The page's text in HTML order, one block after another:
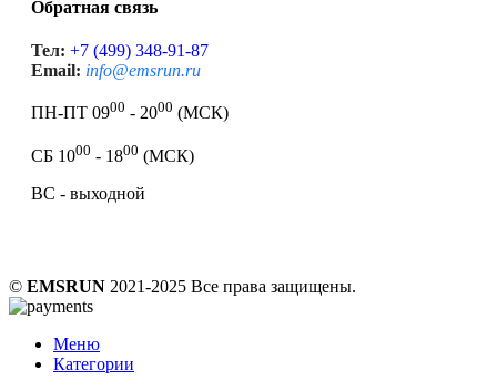
Обратная связь
Тел: +7 (499) 348-91-87
Email: info@emsrun.ru
ПН-ПТ 0900 - 2000 (МСК)
СБ 1000 - 1800 (МСК)
ВС - выходной
© EMSRUN 2021-2025 Все права защищены.
Меню
Категории